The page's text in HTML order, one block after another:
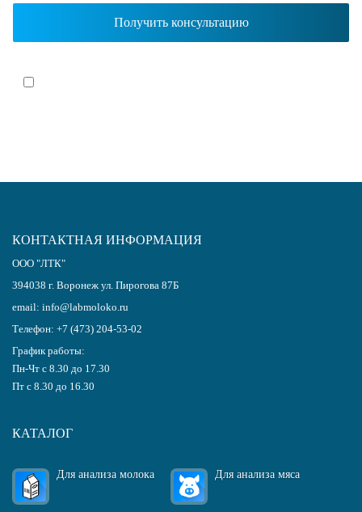
КОНТАКТНАЯ ИНФОРМАЦИЯ
ООО "ЛТК"
394038 г. Воронеж ул. Пирогова 87Б
email: info@labmoloko.ru
Телефон: +7 (473) 204-53-02
График работы:
Пн-Чт с 8.30 до 17.30
Пт с 8.30 до 16.30
КАТАЛОГ
Для анализа молока Для анализа мяса